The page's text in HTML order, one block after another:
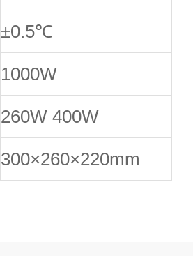
±0.5℃
1000W
260W 400W
300×260×220mm